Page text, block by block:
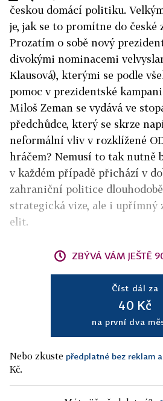
českou domácí politiku.
je, jak se to promítne do
Prozatím o sobě nový
divokými nominacemi
Klausová), kterými se podle
pomoc v prezidentské
Miloš Zeman se vydává ve
předchůdce, který se skrze
neformální vliv v rozklížené
hráčem? Nemusí to tak nutně
v každém případě přichází v
zahraniční politice
strategická vize, ale i upřímný
elit.
ZBÝVÁ VÁM JEŠTĚ
Číst dál za
40 Kč
na první dva
Nebo zkuste předplatné bez reklam
Kč.